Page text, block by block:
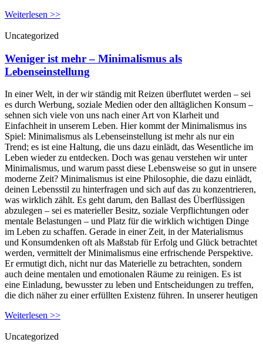
Weiterlesen >>
Uncategorized
Weniger ist mehr – Minimalismus als
Lebenseinstellung
In einer Welt, in der wir ständig mit Reizen überflutet werden – sei
es durch Werbung, soziale Medien oder den alltäglichen Konsum –
sehnen sich viele von uns nach einer Art von Klarheit und
Einfachheit in unserem Leben. Hier kommt der Minimalismus ins
Spiel: Minimalismus als Lebenseinstellung ist mehr als nur ein
Trend; es ist eine Haltung, die uns dazu einlädt, das Wesentliche im
Leben wieder zu entdecken. Doch was genau verstehen wir unter
Minimalismus, und warum passt diese Lebensweise so gut in unsere
moderne Zeit? Minimalismus ist eine Philosophie, die dazu einlädt,
deinen Lebensstil zu hinterfragen und sich auf das zu konzentrieren,
was wirklich zählt. Es geht darum, den Ballast des Überflüssigen
abzulegen – sei es materieller Besitz, soziale Verpflichtungen oder
mentale Belastungen – und Platz für die wirklich wichtigen Dinge
im Leben zu schaffen. Gerade in einer Zeit, in der Materialismus
und Konsumdenken oft als Maßstab für Erfolg und Glück betrachtet
werden, vermittelt der Minimalismus eine erfrischende Perspektive.
Er ermutigt dich, nicht nur das Materielle zu betrachten, sondern
auch deine mentalen und emotionalen Räume zu reinigen. Es ist
eine Einladung, bewusster zu leben und Entscheidungen zu treffen,
die dich näher zu einer erfüllten Existenz führen. In unserer heutigen
Weiterlesen >>
Uncategorized